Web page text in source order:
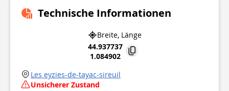
Technische Informationen
Breite, Länge
44.937737
1.084902
Les eyzies-de-tayac-sireuil
Unsicherer Zustand